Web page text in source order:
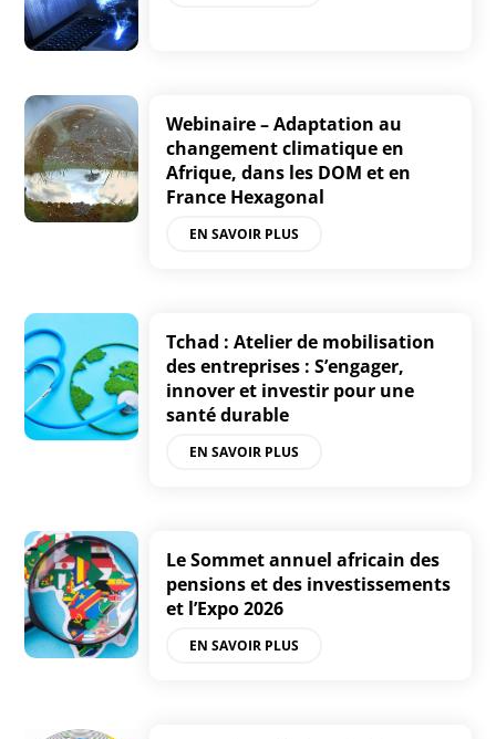
Webinaire – Adaptation au
changement climatique en
Afrique, dans les DOM et en
France Hexagonal
EN SAVOIR PLUS
Tchad : Atelier de mobilisation
des entreprises : S’engager,
innover et investir pour une
santé durable
EN SAVOIR PLUS
Le Sommet annuel africain des
pensions et des investissements
et l’Expo 2026
EN SAVOIR PLUS